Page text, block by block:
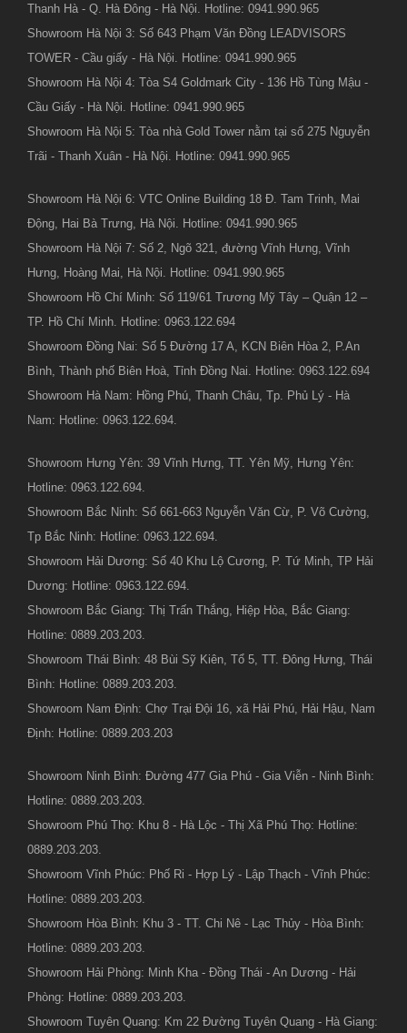
Thanh Hà - Q. Hà Đông - Hà Nội. Hotline: 0941.990.965
Showroom Hà Nội 3: Số 643 Phạm Văn Đồng LEADVISORS
TOWER - Cầu giấy - Hà Nội. Hotline: 0941.990.965
Showroom Hà Nội 4: Tòa S4 Goldmark City - 136 Hồ Tùng Mậu -
Cầu Giấy - Hà Nội. Hotline: 0941.990.965
Showroom Hà Nội 5: Tòa nhà Gold Tower nằm tại số 275 Nguyễn
Trãi - Thanh Xuân - Hà Nội. Hotline: 0941.990.965
Showroom Hà Nội 6: VTC Online Building 18 Đ. Tam Trinh, Mai
Động, Hai Bà Trưng, Hà Nội. Hotline: 0941.990.965
Showroom Hà Nội 7: Số 2, Ngõ 321, đường Vĩnh Hưng, Vĩnh
Hưng, Hoàng Mai, Hà Nội. Hotline: 0941.990.965
Showroom Hồ Chí Minh: Số 119/61 Trương Mỹ Tây – Quận 12 –
TP. Hồ Chí Minh. Hotline: 0963.122.694
Showroom Đồng Nai: Số 5 Đường 17 A, KCN Biên Hòa 2, P.An
Bình, Thành phố Biên Hoà, Tỉnh Đồng Nai. Hotline: 0963.122.694
Showroom Hà Nam: Hồng Phú, Thanh Châu, Tp. Phủ Lý - Hà
Nam: Hotline: 0963.122.694.
Showroom Hưng Yên: 39 Vĩnh Hưng, TT. Yên Mỹ, Hưng Yên:
Hotline: 0963.122.694.
Showroom Bắc Ninh: Số 661-663 Nguyễn Văn Cừ, P. Võ Cường,
Tp Bắc Ninh: Hotline: 0963.122.694.
Showroom Hải Dương: Số 40 Khu Lộ Cương, P. Tứ Minh, TP Hải
Dương: Hotline: 0963.122.694.
Showroom Bắc Giang: Thị Trấn Thắng, Hiệp Hòa, Bắc Giang:
Hotline: 0889.203.203.
Showroom Thái Bình: 48 Bùi Sỹ Kiên, Tổ 5, TT. Đông Hưng, Thái
Bình: Hotline: 0889.203.203.
Showroom Nam Định: Chợ Trại Đội 16, xã Hải Phú, Hải Hậu, Nam
Định: Hotline: 0889.203.203
Showroom Ninh Bình: Đường 477 Gia Phú - Gia Viễn - Ninh Bình:
Hotline: 0889.203.203.
Showroom Phú Thọ: Khu 8 - Hà Lộc - Thị Xã Phú Thọ: Hotline:
0889.203.203.
Showroom Vĩnh Phúc: Phố Ri - Hợp Lý - Lập Thạch - Vĩnh Phúc:
Hotline: 0889.203.203.
Showroom Hòa Bình: Khu 3 - TT. Chi Nê - Lạc Thủy - Hòa Bình:
Hotline: 0889.203.203.
Showroom Hải Phòng: Minh Kha - Đồng Thái - An Dương - Hải
Phòng: Hotline: 0889.203.203.
Showroom Tuyên Quang: Km 22 Đường Tuyên Quang - Hà Giang: